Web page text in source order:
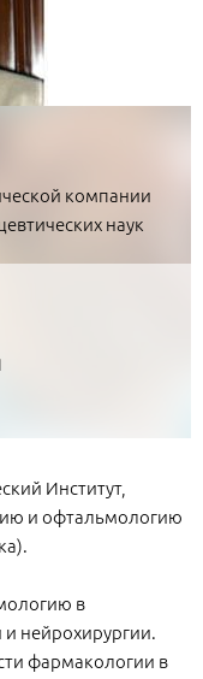
компании
наук
Институт,
и офтальмологию
в
нейрохирургии.
фармакологии в